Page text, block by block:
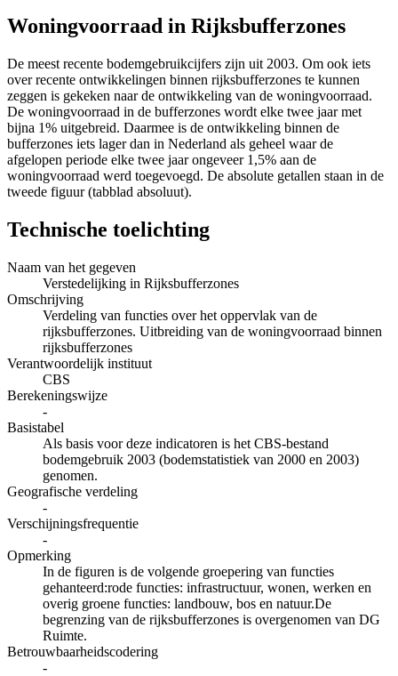
Woningvoorraad in Rijksbufferzones
De meest recente bodemgebruikcijfers zijn uit 2003. Om ook iets
over recente ontwikkelingen binnen rijksbufferzones te kunnen
zeggen is gekeken naar de ontwikkeling van de woningvoorraad.
De woningvoorraad in de bufferzones wordt elke twee jaar met
bijna 1% uitgebreid. Daarmee is de ontwikkeling binnen de
bufferzones iets lager dan in Nederland als geheel waar de
afgelopen periode elke twee jaar ongeveer 1,5% aan de
woningvoorraad werd toegevoegd. De absolute getallen staan in de
tweede figuur (tabblad absoluut).
Technische toelichting
Naam van het gegeven
Verstedelijking in Rijksbufferzones
Omschrijving
Verdeling van functies over het oppervlak van de
rijksbufferzones. Uitbreiding van de woningvoorraad binnen
rijksbufferzones
Verantwoordelijk instituut
CBS
Berekeningswijze
-
Basistabel
Als basis voor deze indicatoren is het CBS-bestand
bodemgebruik 2003 (bodemstatistiek van 2000 en 2003)
genomen.
Geografische verdeling
-
Verschijningsfrequentie
-
Opmerking
In de figuren is de volgende groepering van functies
gehanteerd:rode functies: infrastructuur, wonen, werken en
overig groene functies: landbouw, bos en natuur.De
begrenzing van de rijksbufferzones is overgenomen van DG
Ruimte.
Betrouwbaarheidscodering
-